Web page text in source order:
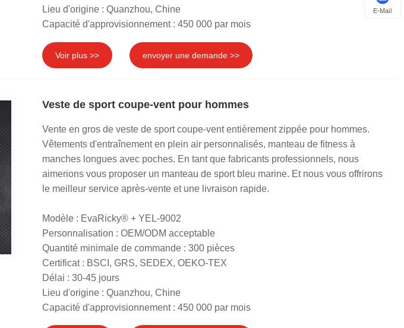
Lieu d'origine : Quanzhou, Chine
Capacité d'approvisionnement : 450 000 par mois
Voir plus >> envoyer une demande >>
Veste de sport coupe-vent pour hommes
Vente en gros de veste de sport coupe-vent entièrement zippée pour hommes.
Vêtements d'entraînement en plein air personnalisés, manteau de fitness à
manches longues avec poches. En tant que fabricants professionnels, nous
aimerions vous proposer un manteau de sport bleu marine. Et nous vous offrirons
le meilleur service après-vente et une livraison rapide.
Modèle : EvaRicky® + YEL-9002
Personnalisation : OEM/ODM acceptable
Quantité minimale de commande : 300 pièces
Certificat : BSCI, GRS, SEDEX, OEKO-TEX
Délai : 30-45 jours
Lieu d'origine : Quanzhou, Chine
Capacité d'approvisionnement : 450 000 par mois
E-Mail